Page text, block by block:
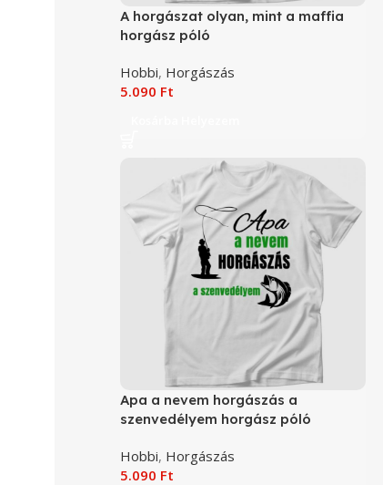
A horgászat olyan, mint a maffia
horgász póló
Hobbi, Horgászás
5.090 Ft
Apa a nevem horgászás a
szenvedélyem horgász póló
Hobbi, Horgászás
5.090 Ft